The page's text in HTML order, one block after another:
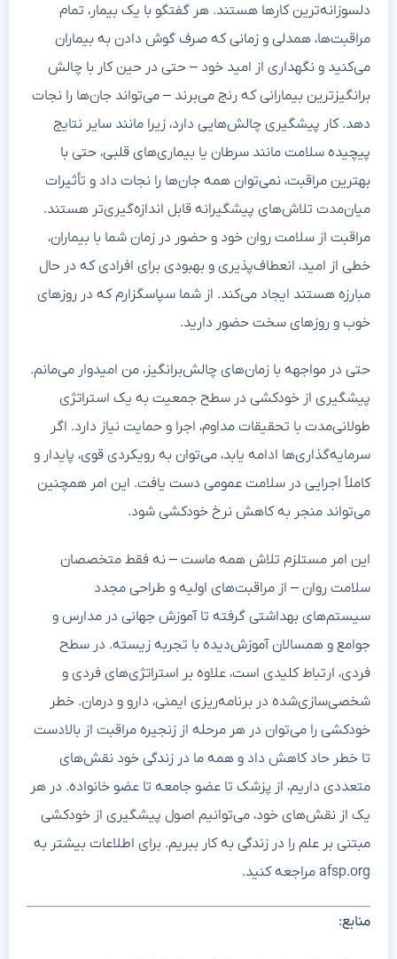
دلسوزانه‌ترین کارها هستند. هر گفتگو با یک بیمار، تمام
مراقبت‌ها، همدلی و زمانی که صرف گوش دادن به بیماران
می‌کنید و نگهداری از امید خود – حتی در حین کار با چالش
برانگیزترین بیمارانی که رنج می‌برند – می‌تواند جان‌ها را نجات
دهد. کار پیشگیری چالش‌هایی دارد، زیرا مانند سایر نتایج
پیچیده سلامت مانند سرطان یا بیماری‌های قلبی، حتی با
بهترین مراقبت، نمی‌توان همه جان‌ها را نجات داد و تأثیرات
میان‌مدت تلاش‌های پیشگیرانه قابل اندازه‌گیری‌تر هستند.
مراقبت از سلامت روان خود و حضور در زمان شما با بیماران،
خطی از امید، انعطاف‌پذیری و بهبودی برای افرادی که در حال
مبارزه هستند ایجاد می‌کند. از شما سپاسگزارم که در روزهای
خوب و روزهای سخت حضور دارید.
حتی در مواجهه با زمان‌های چالش‌برانگیز، من امیدوار می‌مانم.
پیشگیری از خودکشی در سطح جمعیت به یک استراتژی
طولانی‌مدت با تحقیقات مداوم، اجرا و حمایت نیاز دارد. اگر
سرمایه‌گذاری‌ها ادامه یابد، می‌توان به رویکردی قوی، پایدار و
کاملاً اجرایی در سلامت عمومی دست یافت. این امر همچنین
می‌تواند منجر به کاهش نرخ خودکشی شود.
این امر مستلزم تلاش همه ماست – نه فقط متخصصان
سلامت روان – از مراقبت‌های اولیه و طراحی مجدد
سیستم‌های بهداشتی گرفته تا آموزش جهانی در مدارس و
جوامع و همسالان آموزش‌دیده با تجربه زیسته. در سطح
فردی، ارتباط کلیدی است، علاوه بر استراتژی‌های فردی و
شخصی‌سازی‌شده در برنامه‌ریزی ایمنی، دارو و درمان. خطر
خودکشی را می‌توان در هر مرحله از زنجیره مراقبت از بالادست
تا خطر حاد کاهش داد و همه ما در زندگی خود نقش‌های
متعددی داریم، از پزشک تا عضو جامعه تا عضو خانواده. در هر
یک از نقش‌های خود، می‌توانیم اصول پیشگیری از خودکشی
مبتنی بر علم را در زندگی به کار ببریم. برای اطلاعات بیشتر به
afsp.org مراجعه کنید.
منابع: